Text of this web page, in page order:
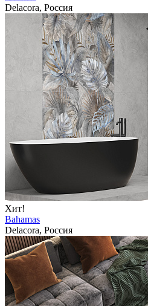
Delacora, Россия
Хит!
Bahamas
Delacora, Россия